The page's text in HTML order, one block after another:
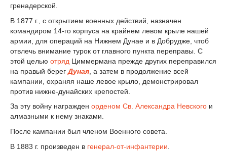
гренадерской.
В 1877 г., с открытием военных действий, назначен
командиром 14-го корпуса на крайнем левом крыле нашей
армии, для операций на Нижнем Дунае и в Добрудже, чтоб
отвлечь внимание турок от главного пункта переправы. С
этой целью отряд Циммермана прежде других переправился
на правый берегДуная , а затем в продолжение всей
кампании, охраняя наше левое крыло, демонстрировал
против нижне-дунайских крепостей.
За эту войну награжден орденом Св. Александра Невского и
алмазными к нему знаками.
После кампании был членом Военного совета.
В 1883 г. произведен в генерал-от-инфантерии